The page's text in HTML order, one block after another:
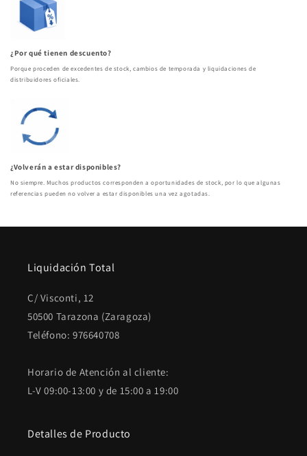
¿Por qué tienen descuento?
Porque proceden de excedentes de stock, cambios de temporada y liquidaciones de
distribuidores oficiales.
¿Volverán a estar disponibles?
No siempre. Muchos productos corresponden a oportunidades de stock, por lo que algunas
referencias pueden no volver a estar disponibles una vez agotadas.
Liquidación Total
C/ Visconti, 12
50500 Tarazona (Zaragoza)
Teléfono: 976640708
Horario de Atención al cliente:
L-V 09:00-13:00 y de 15:00 a 19:00
Detalles de Producto